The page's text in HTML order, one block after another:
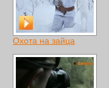
Охота на зайца